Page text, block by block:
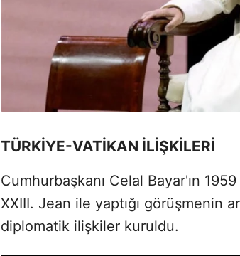
TÜRKİYE-VATİKAN İLİŞKİLERİ
Cumhurbaşkanı Celal Bayar'ın
XXIII. Jean ile yaptığı görüşmenin
diplomatik ilişkiler kuruldu.